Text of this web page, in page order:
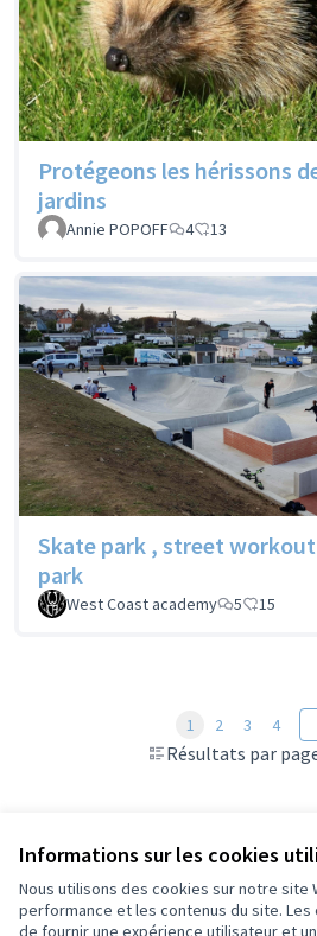
Informations sur les cookies
Nous utilisons des cookies sur notre site
performance et les contenus du site.
de fournir une expérience utilisateur et
Protégeons les hérissons
jardins
Annie POPOFF 4 13
Skate park , street
park
West Coast academy 5 15
Résultats par
1 2 3 4
Voir toutes les propositions retirées
Conditions d'utilisation